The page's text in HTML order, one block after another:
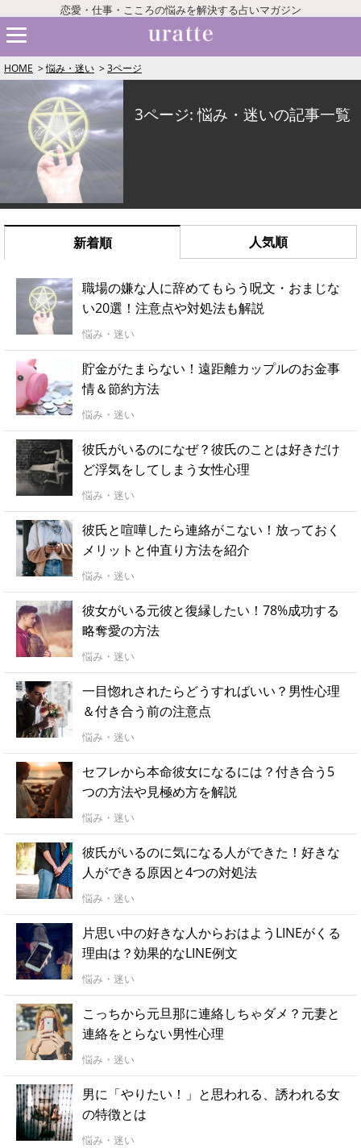
恋愛・仕事・こころの悩みを解決する占いマガジン
HOME 悩み・迷い 3ページ
3ページ: 悩み・迷いの記事一覧
新着順 人気順
職場の嫌な人に辞めてもらう呪文・おまじな
い20選！注意点や対処法も解説
悩み・迷い
貯金がたまらない！遠距離カップルのお金事
情＆節約方法
悩み・迷い
彼氏がいるのになぜ？彼氏のことは好きだけ
ど浮気をしてしまう女性心理
悩み・迷い
彼氏と喧嘩したら連絡がこない！放っておく
メリットと仲直り方法を紹介
悩み・迷い
彼女がいる元彼と復縁したい！78%成功する
略奪愛の方法
悩み・迷い
一目惚れされたらどうすればいい？男性心理
＆付き合う前の注意点
悩み・迷い
セフレから本命彼女になるには？付き合う5
つの方法や見極め方を解説
悩み・迷い
彼氏がいるのに気になる人ができた！好きな
人ができる原因と4つの対処法
悩み・迷い
片思い中の好きな人からおはようLINEがくる
理由は？効果的なLINE例文
悩み・迷い
こっちから元旦那に連絡しちゃダメ？元妻と
連絡をとらない男性心理
悩み・迷い
男に「やりたい！」と思われる、誘われる女
の特徴とは
悩み・迷い